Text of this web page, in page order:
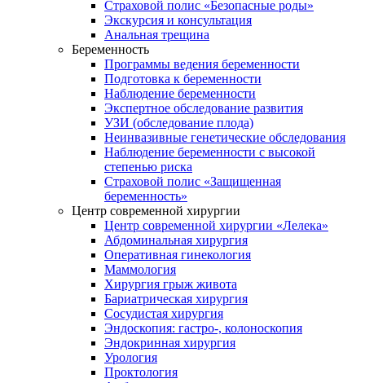
Страховой полис «Безопасные роды»
Экскурсия и консультация
Анальная трещина
Беременность
Программы ведения беременности
Подготовка к беременности
Наблюдение беременности
Экспертное обследование развития
УЗИ (обследование плода)
Неинвазивные генетические обследования
Наблюдение беременности с высокой
степенью риска
Страховой полис «Защищенная
беременность»
Центр современной хирургии
Центр современной хирургии «Лелека»
Абдоминальная хирургия
Оперативная гинекология
Маммология
Хирургия грыж живота
Бариатрическая хирургия
Сосудистая хирургия
Эндоскопия: гастро-, колоноскопия
Эндокринная хирургия
Урология
Проктология